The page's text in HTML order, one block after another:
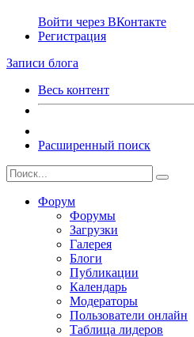
Войти через ВКонтакте
Регистрация
Записи блога
Весь контент
Расширенный поиск
Форум
Форумы
Загрузки
Галерея
Блоги
Публикации
Календарь
Модераторы
Пользователи онлайн
Таблица лидеров